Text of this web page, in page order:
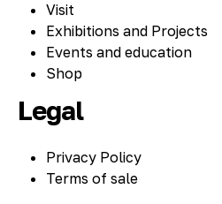
Visit
Exhibitions and Projects
Events and education
Shop
Legal
Privacy Policy
Terms of sale